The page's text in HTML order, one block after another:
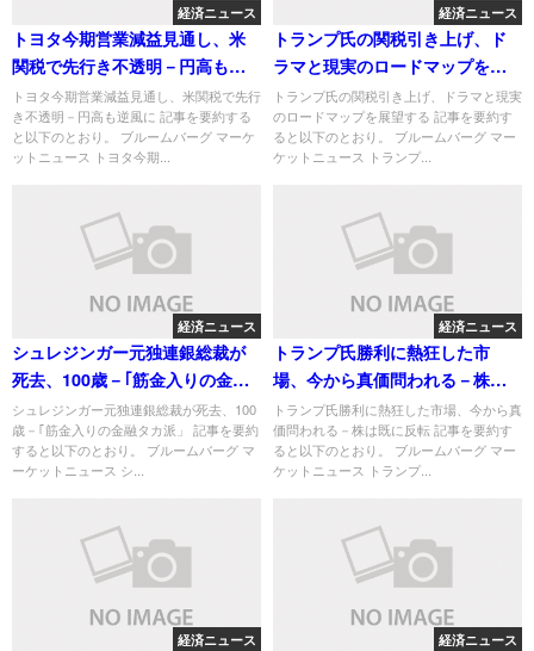
経済ニュース
トヨタ今期営業減益見通し、米
関税で先行き不透明－円高も逆
風に
トヨタ今期営業減益見通し、米関税で先行
き不透明－円高も逆風に 記事を要約する
と以下のとおり。 ブルームバーグ マーケ
ットニュース トヨタ今期...
経済ニュース
トランプ氏の関税引き上げ、ド
ラマと現実のロードマップを展
望する
トランプ氏の関税引き上げ、ドラマと現実
のロードマップを展望する 記事を要約す
ると以下のとおり。 ブルームバーグ マー
ケットニュース トランプ...
経済ニュース
シュレジンガー元独連銀総裁が
死去、100歳－｢筋金入りの金融
タカ派」
シュレジンガー元独連銀総裁が死去、100
歳－｢筋金入りの金融タカ派」 記事を要約
すると以下のとおり。 ブルームバーグ マ
ーケットニュース シ...
経済ニュース
トランプ氏勝利に熱狂した市
場、今から真価問われる－株は
既に反転
トランプ氏勝利に熱狂した市場、今から真
価問われる－株は既に反転 記事を要約す
ると以下のとおり。 ブルームバーグ マー
ケットニュース トランプ...
経済ニュース 経済ニュース